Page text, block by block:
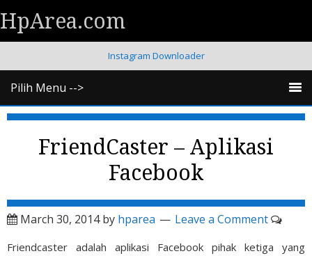
HpArea.com
Instagram Downloader
Pilih Menu -->
FriendCaster – Aplikasi
Facebook
March 30, 2014by hparea Leave a Comment
Friendcaster adalah aplikasi Facebook pihak ketiga yang